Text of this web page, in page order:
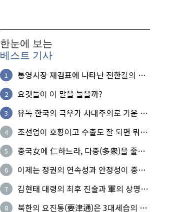
한눈에 보는
베스트 기사
1
통영시장 재검표에 나타난 전한길의 무
2 요것들이 이 말을 들을까?
3
유독 한국의 극우가 사대주의로 기운 이
4
조선업이 호황이고 수출도 잘 되면 뭐하
5
중국女에 仁하느라, 다중(多衆)을 줄세
6
이제는 정권의 연속성과 안정성이 중요
7
김현태 대령의 최후 진술과 軍의 상명하
8 북한의 요진통(要津通)은 3대세습의 사